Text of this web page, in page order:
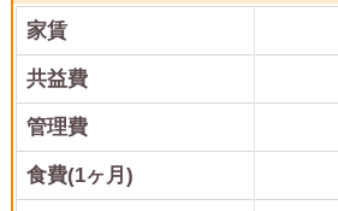
家賃
共益費
管理費
食費(1ヶ月)